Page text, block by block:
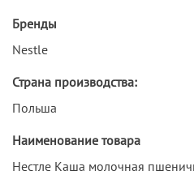
Бренды
Nestle
Страна производства:
Польша
Наименование товара
Нестле Каша молочная